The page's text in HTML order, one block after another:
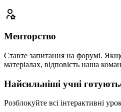
Менторство
Ставте запитання на форумі.
матеріалах, відповість наша
Найсильніші учні
Розблокуйте всі інтерактивні